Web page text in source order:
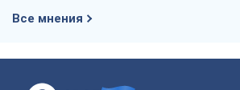
Все мнения